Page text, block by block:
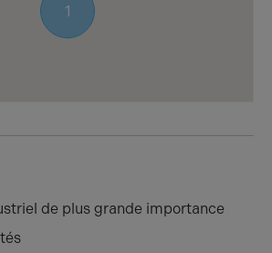
1
de plus grande importance